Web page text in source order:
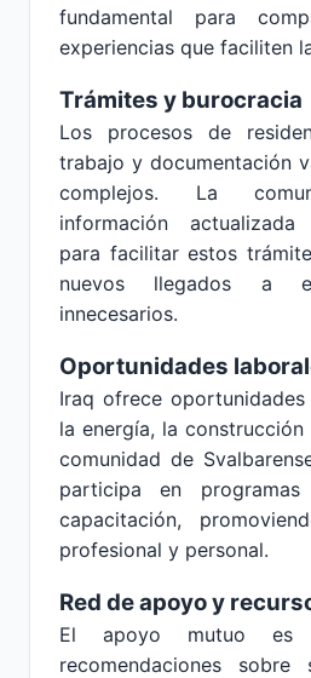
fundamental para
experiencias que faciliten
Trámites y burocracia
Los procesos de
trabajo y documentación
complejos. La
información
para facilitar estos
nuevos llegados a
innecesarios.
Oportunidades
Iraq ofrece
la energía, la
comunidad de
participa en
capacitación,
profesional y personal.
Red de apoyo y
El apoyo mutuo es
recomendaciones sobre